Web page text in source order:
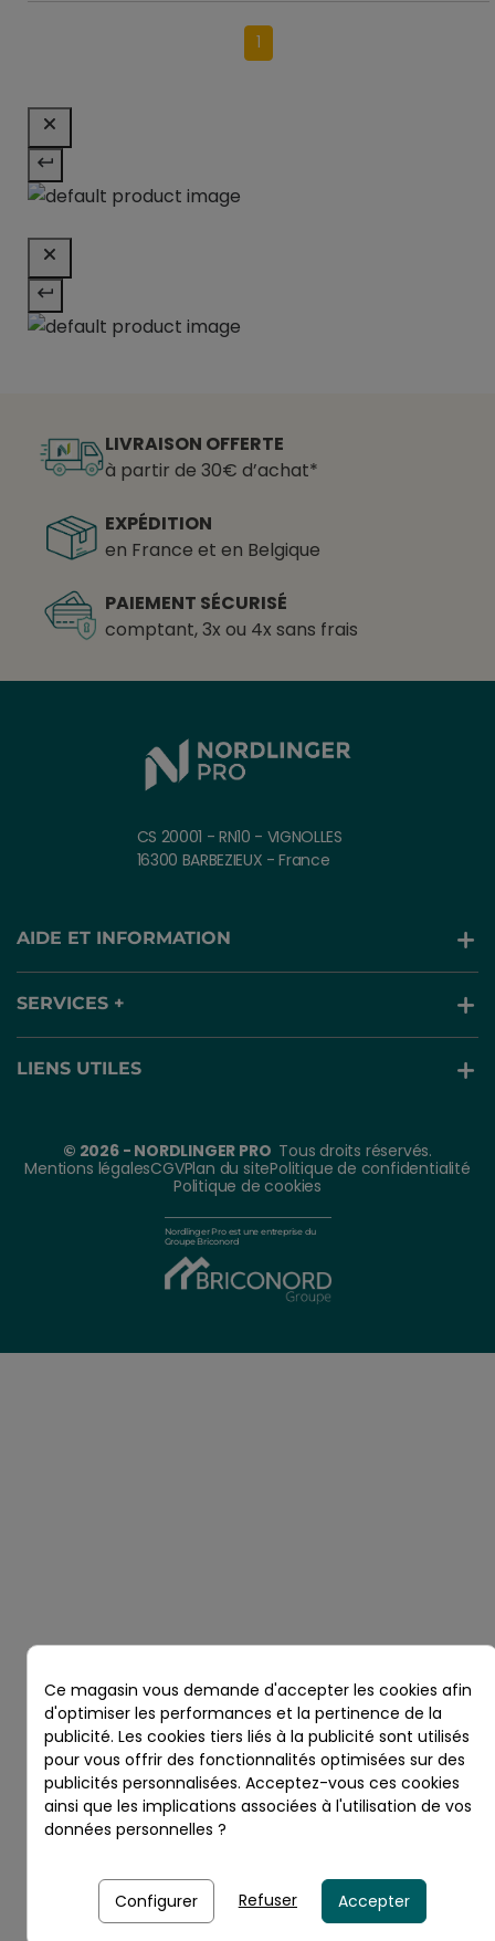
1
LIVRAISON OFFERTE
à partir de 30€ d’achat*
EXPÉDITION
en France et en Belgique
PAIEMENT SÉCURISÉ
comptant, 3x ou 4x sans frais
CS 20001 - RN10 - VIGNOLLES
16300 BARBEZIEUX - France
AIDE ET INFORMATION
SERVICES +
LIENS UTILES
© 2026 - NORDLINGER PRO Tous droits réservés.
Mentions légalesCGVPlan du sitePolitique de confidentialité
Politique de cookies
Nordlinger Pro est une entreprise du
Groupe Briconord
Ce magasin vous demande d'accepter les cookies afin
d'optimiser les performances et la pertinence de la
publicité. Les cookies tiers liés à la publicité sont utilisés
pour vous offrir des fonctionnalités optimisées sur des
publicités personnalisées. Acceptez-vous ces cookies
ainsi que les implications associées à l'utilisation de vos
données personnelles ?
Configurer Refuser Accepter